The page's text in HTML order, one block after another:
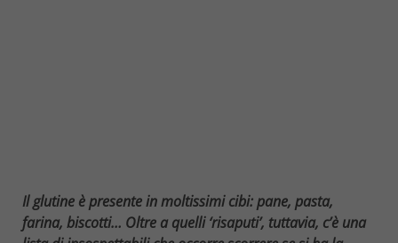
Il glutine è presente in moltissimi cibi: pane, pasta,
farina, biscotti… Oltre a quelli ‘risaputi’, tuttavia, c’è una